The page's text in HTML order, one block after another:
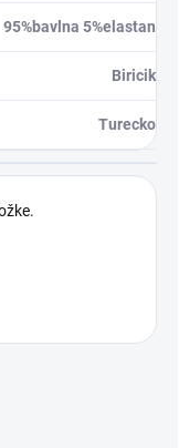
95%bavlna 5%elastan
Biricik
Turecko